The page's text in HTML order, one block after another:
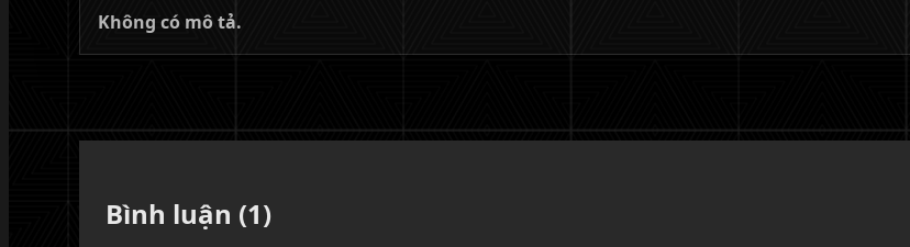
Không có mô tả.
Bình luận (1)